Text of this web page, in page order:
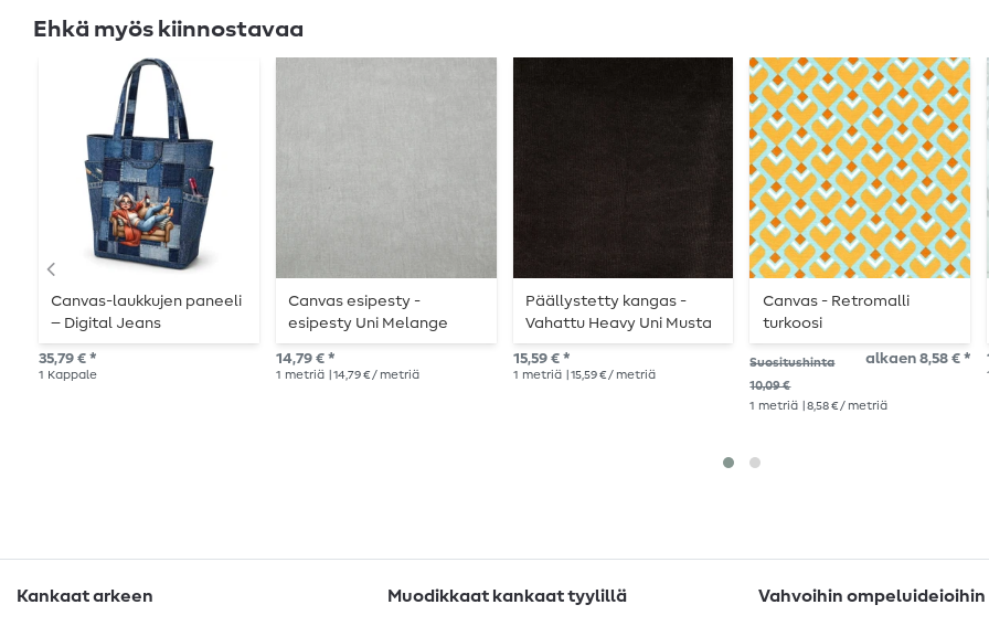
Ehkä myös kiinnostavaa
Canvas-laukkujen paneeli
– Digital Jeans
35,79 € *
1 Kappale
Canvas esipesty -
esipesty Uni Melange
Harmaa
14,79 € *
1 metriä | 14,79 € / metriä
Päällystetty kangas -
Vahattu Heavy Uni Musta
15,59 € *
1 metriä | 15,59 € / metriä
Canvas - Retromalli
turkoosi
Suositushinta
10,09 €
alkaen 8,58 € *
1 metriä | 8,58 € / metriä
Kankaat arkeen Muodikkaat kankaat tyylillä Vahvoihin ompeluideioihin